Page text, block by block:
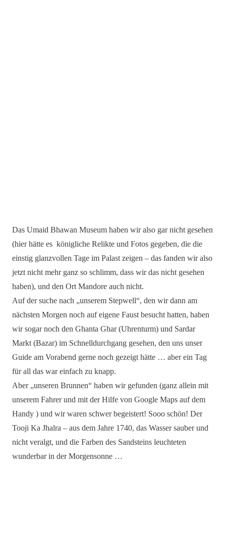
Das Umaid Bhawan Museum haben wir also gar nicht gesehen
(hier hätte es königliche Relikte und Fotos gegeben, die die
einstig glanzvollen Tage im Palast zeigen – das fanden wir also
jetzt nicht mehr ganz so schlimm, dass wir das nicht gesehen
haben), und den Ort Mandore auch nicht.
Auf der suche nach „unserem Stepwell“, den wir dann am
nächsten Morgen noch auf eigene Faust besucht hatten, haben
wir sogar noch den Ghanta Ghar (Uhrenturm) und Sardar
Markt (Bazar) im Schnelldurchgang gesehen, den uns unser
Guide am Vorabend gerne noch gezeigt hätte … aber ein Tag
für all das war einfach zu knapp.
Aber „unseren Brunnen“ haben wir gefunden (ganz allein mit
unserem Fahrer und mit der Hilfe von Google Maps auf dem
Handy ) und wir waren schwer begeistert! Sooo schön! Der
Tooji Ka Jhalra – aus dem Jahre 1740, das Wasser sauber und
nicht veralgt, und die Farben des Sandsteins leuchteten
wunderbar in der Morgensonne …